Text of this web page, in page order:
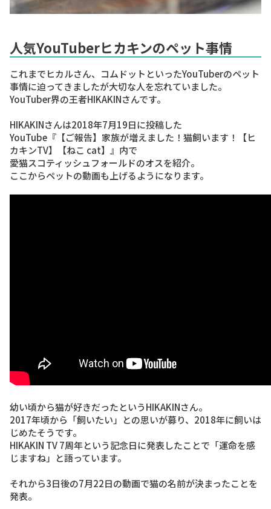
人気YouTuberヒカキンのペット事情
これまでヒカルさん、コムドットといったYouTuberのペット
事情に迫ってきましたが大切な人を忘れていました。
YouTuber界の王者HIKAKINさんです。
HIKAKINさんは2018年7月19日に投稿した
YouTube 『【ご報告】家族が増えました！猫飼います！【ヒ
カキンTV】【ねこ cat】』 内で
愛猫スコティッシュフォールドのオスを紹介。
ここからペットの動画も上げるようになります。
幼い頃から猫が好きだったというHIKAKINさん。
2017年頃から「飼いたい」との思いが募り、2018年に飼いは
じめたそうです。
HIKAKIN TV 7周年という記念日に発表したことで「運命を感
じますね」と語っています。
それから3日後の7月22日の動画で猫の名前が決まったことを
発表。